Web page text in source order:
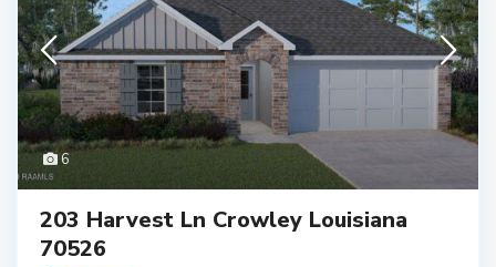
6
203 Harvest Ln Crowley Louisiana
70526